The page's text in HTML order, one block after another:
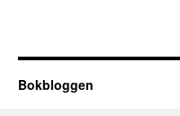
Bokbloggen